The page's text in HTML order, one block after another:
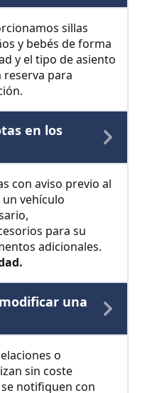
sillas
y bebés de forma
y el tipo de asiento
para
en los
con aviso previo al
vehículo
para su
adicionales.
una
o
sin coste
notifiquen con